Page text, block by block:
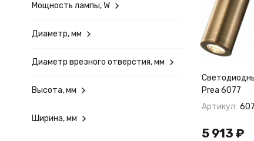
Prea 6077
Артикул:
5 913 ₽
Мощность лампы, W
Диаметр, мм
Диаметр врезного отверстия, мм
Высота, мм
Ширина, мм